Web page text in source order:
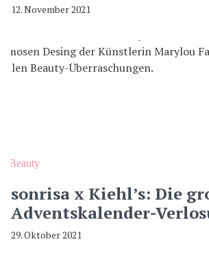
12. November 2021
Beauty
sonrisa x Kiehl’s: Die
Adventskalender-
29. Oktober 2021